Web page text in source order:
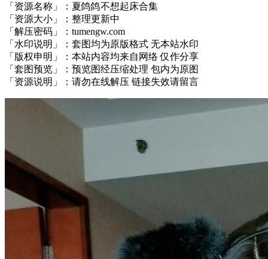
「资源名称」：夏鸽鸽不想起床合集
「资源大小」：整理更新中
「解压密码」：tumengw.com
「水印说明」：套图均为原版格式 无本站水印
「版权申明」：本站内容均来自网络 仅作分享
「套图预览」：预览图经压缩处理 包内为原图
「资源说明」：请勿在线解压 链接失效请留言